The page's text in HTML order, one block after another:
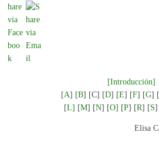
[Introducción]
[A] [B] [C] [D] [E] [F] [G] [
[L] [M] [N] [O] [P] [R] [S]
Elisa